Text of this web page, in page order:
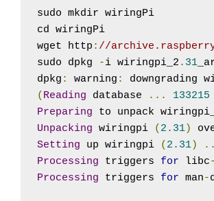
sudo mkdir wiringPi
cd wiringPi
wget http : //
sudo dpkg
-i wiringpi_2 . 31
dpkg : warning : downgrading
( Reading database ... 133215
Preparing to unpack
Unpacking wiringpi ( 2.31)
Setting up wiringpi ( 2.31)
Processing triggers for libc-
Processing triggers for man-